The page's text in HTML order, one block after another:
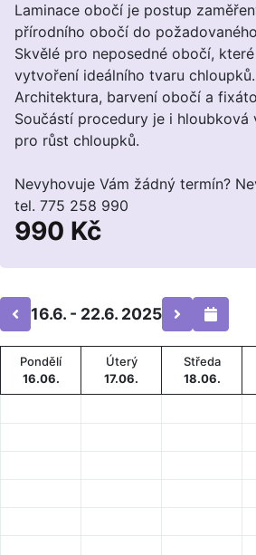
Laminace obočí je postup
přírodního obočí do
Skvělé pro neposedné obočí,
vytvoření ideálního tvaru chloupků.
Architektura, barvení obočí a
Součástí procedury je i hloubková
pro růst chloupků.
Nevyhovuje Vám žádný termín?
tel. 775 258 990
990 Kč
16.6. - 22.6. 2025
Pondělí
16.06.
Úterý
17.06.
Středa
18.06.